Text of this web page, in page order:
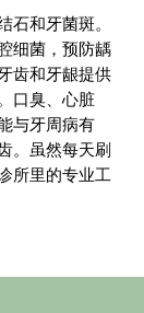
石和牙菌斑。
细菌，预防龋
齿和牙龈提供
口臭、心脏
与牙周病有
。虽然每天刷
所里的专业工